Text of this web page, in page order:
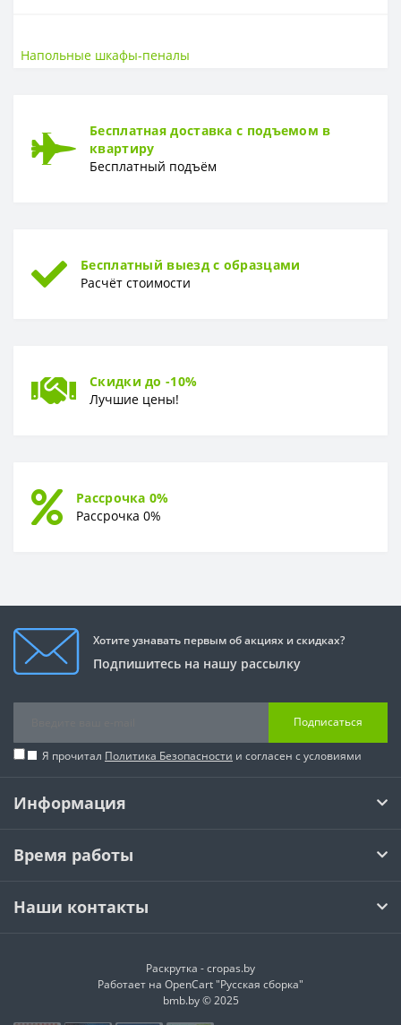
Высота
Напольные шкафы-пеналы
Бесплатная доставка с подъемом в
квартиру
Бесплатный подъём
Бесплатный выезд с образцами
Расчёт стоимости
Скидки до -10%
Лучшие цены!
Рассрочка 0%
Рассрочка 0%
Хотите узнавать первым об акциях и скидках?
Подпишитесь на нашу рассылку
Подписаться
Я прочитал Политика Безопасности и согласен с условиями
Информация
Время работы
Наши контакты
Раскрутка -cropas.by
Работает на OpenCart "Русская сборка"
bmb.by © 2025